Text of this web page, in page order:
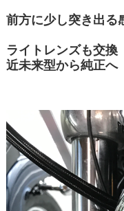
前方に少し突き出る
ライトレンズも交換
近未来型から純正へ